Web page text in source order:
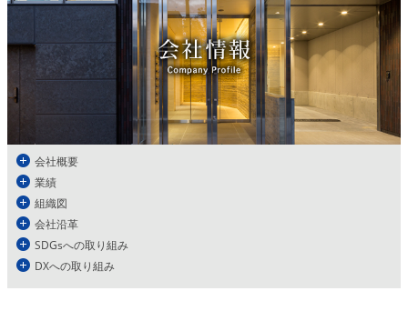
会社概要
業績
組織図
会社沿革
SDGsへの取り組み
DXへの取り組み